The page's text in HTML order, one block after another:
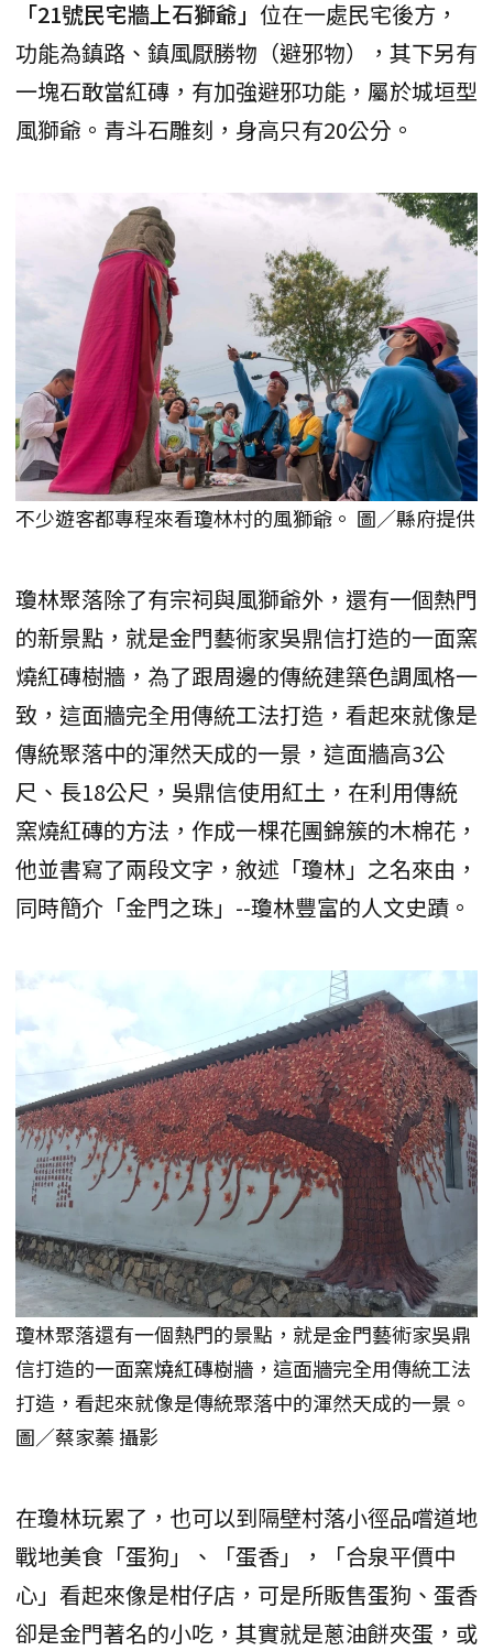
「21號民宅牆上石獅爺」 位在一處民宅後方，
功能為鎮路、鎮風厭勝物（避邪物），其下另有
一塊石敢當紅磚，有加強避邪功能，屬於城垣型
風獅爺。青斗石雕刻，身高只有20公分。
不少遊客都專程來看瓊林村的風獅爺。 圖／縣府提供
瓊林聚落除了有宗祠與風獅爺外，還有一個熱門
的新景點，就是金門藝術家吳鼎信打造的一面窯
燒紅磚樹牆，為了跟周邊的傳統建築色調風格一
致，這面牆完全用傳統工法打造，看起來就像是
傳統聚落中的渾然天成的一景，這面牆高3公
尺、長18公尺，吳鼎信使用紅土，在利用傳統
窯燒紅磚的方法，作成一棵花團錦簇的木棉花，
他並書寫了兩段文字，敘述「瓊林」之名來由，
同時簡介「金門之珠」--瓊林豐富的人文史蹟。
瓊林聚落還有一個熱門的景點，就是金門藝術家吳鼎
信打造的一面窯燒紅磚樹牆，這面牆完全用傳統工法
打造，看起來就像是傳統聚落中的渾然天成的一景。
圖／蔡家蓁 攝影
在瓊林玩累了，也可以到隔壁村落小徑品嚐道地
戰地美食「蛋狗」、「蛋香」，「合泉平價中
心」看起來像是柑仔店，可是所販售蛋狗、蛋香
卻是金門著名的小吃，其實就是蔥油餅夾蛋，或